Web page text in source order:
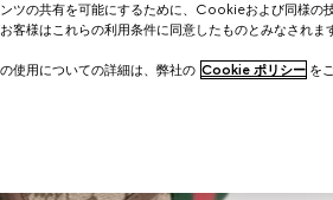
ツの共有を可能にするために、Cookieおよび同様の
客様はこれらの利用条件に同意したものとみなされま
使用についての詳細は、弊社の Cookie ポリシー を